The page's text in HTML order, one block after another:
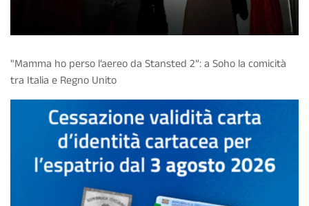
"Mamma ho perso l’aereo da Stansted 2”: a Soho la comicità
tra Italia e Regno Unito